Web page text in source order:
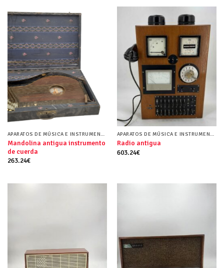
APARATOS DE MÚSICA E INSTRUMENTOS MUSICALES
Mandolina antigua instrumento
de cuerda
263.24€
APARATOS DE MÚSICA E INSTRUMENTOS MUSICALES
Radio antigua
603.24€